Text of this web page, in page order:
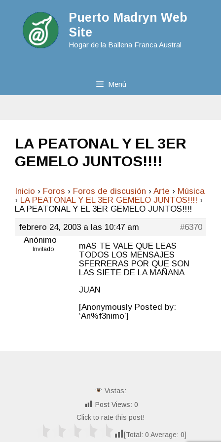
Puerto Madryn Web
Site
Hogar de la Ballena Franca Austral
Menú
LA PEATONAL Y EL 3ER
GEMELO JUNTOS!!!!
Inicio › Foros › Foros de discusión › Arte › Música
› LA PEATONAL Y EL 3ER GEMELO JUNTOS!!!! ›
LA PEATONAL Y EL 3ER GEMELO JUNTOS!!!!
febrero 24, 2003 a las 10:47 am
#6370
Anónimo
Invitado
mAS TE VALE QUE LEAS
TODOS LOS MENSAJES
SFERRERAS POR QUE SON
LAS SIETE DE LA MAÑANA
JUAN
[Anonymously Posted by:
‘An%f3nimo’]
Vistas:
Post Views: 0
Click to rate this post!
[Total: 0 Average: 0]